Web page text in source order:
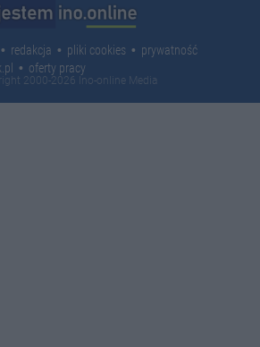
redakcja pliki cookies
prywatność
oferty pracy
2000-2026 Ino-online Media